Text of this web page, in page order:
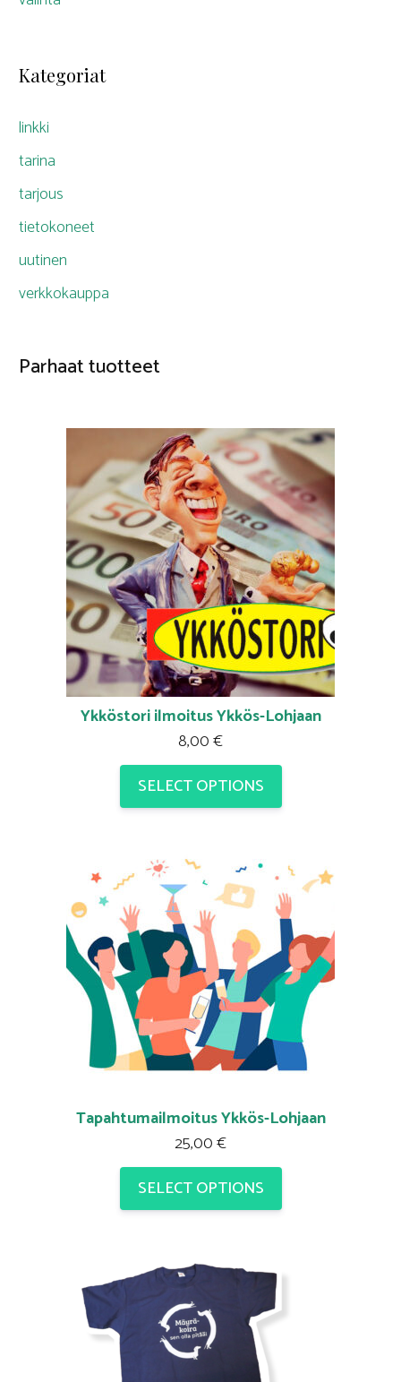
Kategoriat
linkki
tarina
tarjous
tietokoneet
uutinen
verkkokauppa
Parhaat tuotteet
Ykköstori ilmoitus Ykkös-Lohjaan
8,00€
SELECT OPTIONS
Tapahtumailmoitus Ykkös-Lohjaan
25,00€
SELECT OPTIONS